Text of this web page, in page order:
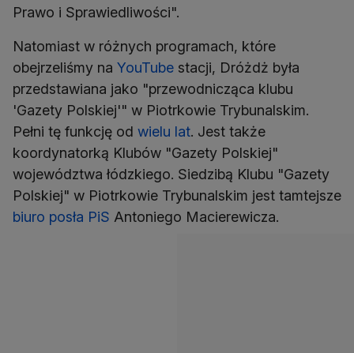
Prawo i Sprawiedliwości".
Natomiast w różnych programach, które
obejrzeliśmy na YouTube stacji, Dróżdż była
przedstawiana jako "przewodnicząca klubu
'Gazety Polskiej'" w Piotrkowie Trybunalskim.
Pełni tę funkcję od wielu lat. Jest także
koordynatorką Klubów "Gazety Polskiej"
województwa łódzkiego. Siedzibą Klubu "Gazety
Polskiej" w Piotrkowie Trybunalskim jest tamtejsze
biuro posła PiS Antoniego Macierewicza.